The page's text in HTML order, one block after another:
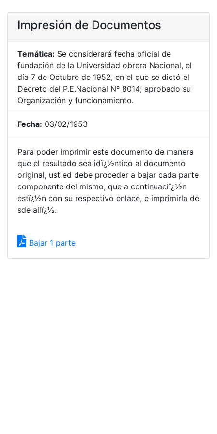
Impresión de Documentos
Temática: Se considerará fecha oficial de
fundación de la Universidad obrera Nacional, el
día 7 de Octubre de 1952, en el que se dictó el
Decreto del P.E.Nacional Nº 8014; aprobado su
Organización y funcionamiento.
Fecha: 03/02/1953
Para poder imprimir este documento de manera
que el resultado sea idï¿½ntico al documento
original, ust ed debe proceder a bajar cada parte
componente del mismo, que a continuaciï¿½n
estï¿½n con su respectivo enlace, e imprimirla de
sde allï¿½.
Bajar 1 parte